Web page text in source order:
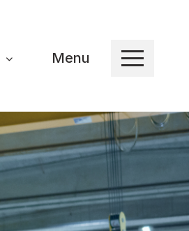
Menu